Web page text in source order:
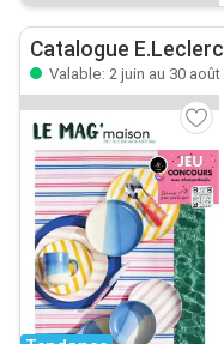
Catalogue E.Leclerc
Valable: 2 juin au 30 août